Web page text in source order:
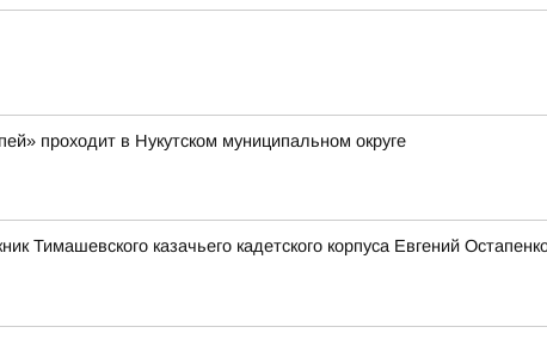
проходит в Нукутском муниципальном округе
Тимашевского казачьего кадетского корпуса Евгений